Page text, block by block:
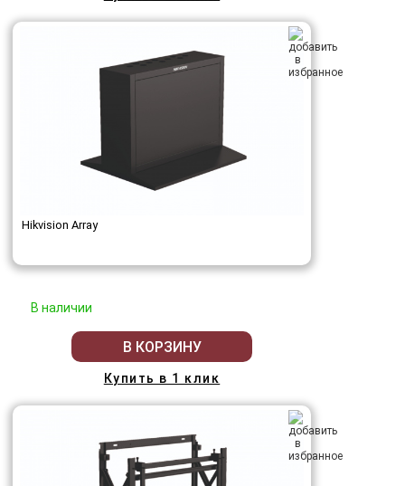
Hikvision Array
В наличии
В КОРЗИНУ
Купить в 1 клик